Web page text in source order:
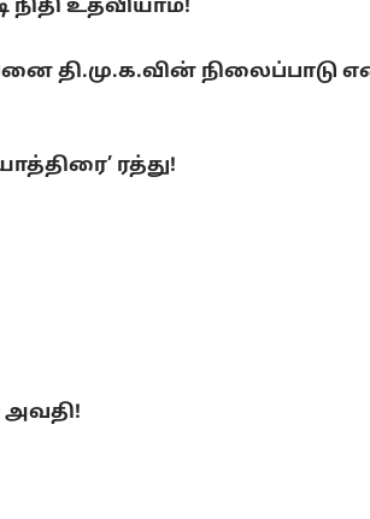
நிதி உதவியாம்!
தி.மு.க.வின் நிலைப்பாடு
ரத்து!
அவதி!